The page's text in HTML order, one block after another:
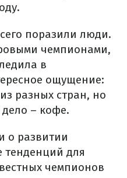
поразили люди.
чемпионами,
в
ощущение:
разных стран, но
– кофе.
о развитии
тенденций для
чемпионов